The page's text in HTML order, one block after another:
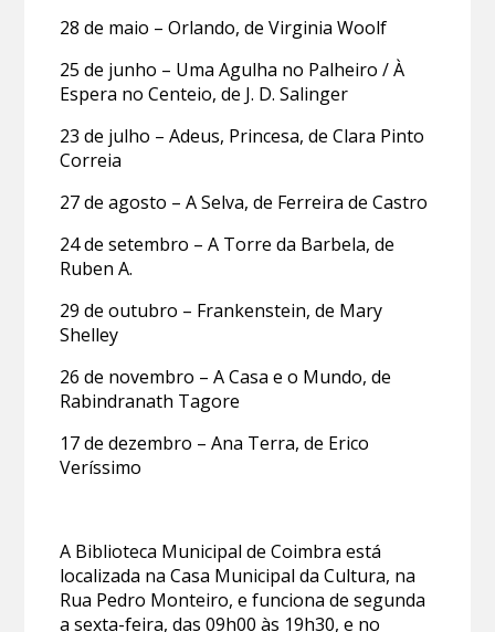
28 de maio – Orlando, de Virginia Woolf
25 de junho – Uma Agulha no Palheiro / À
Espera no Centeio, de J. D. Salinger
23 de julho – Adeus, Princesa, de Clara Pinto
Correia
27 de agosto – A Selva, de Ferreira de Castro
24 de setembro – A Torre da Barbela, de
Ruben A.
29 de outubro – Frankenstein, de Mary
Shelley
26 de novembro – A Casa e o Mundo, de
Rabindranath Tagore
17 de dezembro – Ana Terra, de Erico
Veríssimo
A Biblioteca Municipal de Coimbra está
localizada na Casa Municipal da Cultura, na
Rua Pedro Monteiro, e funciona de segunda
a sexta-feira, das 09h00 às 19h30, e no